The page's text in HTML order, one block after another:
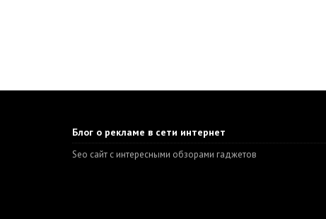
Блог о рекламе в сети интернет
Seo сайт с интересными обзорами гаджетов